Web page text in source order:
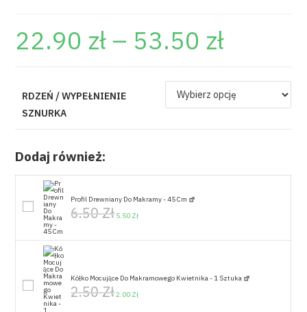
22.90 zł – 53.50 zł
RDZEŃ / WYPEŁNIENIE
SZNURKA
Dodaj również:
Profil Drewniany Do Makramy - 45 Cm
6.50Zł 5.50 Zł
Kółko Mocujące Do Makramowego Kwietnika - 1 Sztuka
2.50Zł2.00 Zł